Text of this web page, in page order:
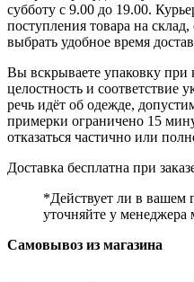
субботу с 9.00 до 19.00.
поступления товара на
выбрать удобное время
Вы вскрываете упаковку при
целостность и соответствие
речь идёт об одежде,
примерки ограничено 15
отказаться частично или
Доставка бесплатна при
*Действует ли в вашем
уточняйте у менеджера
Самовывоз из магазина